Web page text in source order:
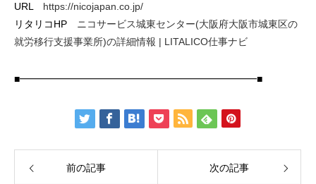
URL https://nicojapan.co.jp/
リタリコHP ニコサービス城東センター(大阪府大阪市城東区の
就労移行支援事業所)の詳細情報 | LITALICO仕事ナビ
■━━━━━━━━━━━━━━━━━━━━━━━━■
前の記事 次の記事